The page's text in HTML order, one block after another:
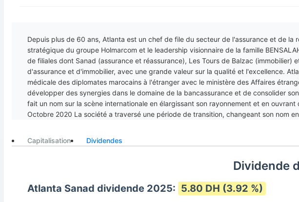
Depuis plus de 60 ans, Atlanta est un chef de file du secteur de l'assurance et de
stratégique du groupe Holmarcom et le leadership visionnaire de la famille
de filiales dont Sanad (assurance et réassurance), Les Tours de Balzac
d'assurance et d'immobilier, avec une grande valeur sur la qualité et l'excellence.
médicale des diplomates marocains à l'étranger avec le ministère des Affaires
développer des synergies dans le domaine de la bancassurance et de consolider
fait un nom sur la scène internationale en élargissant son rayonnement et en
Octobre 2020 La société a traversé une période de transition, changeant son nom
Capitalisation
Dividendes
Dividende
Atlanta Sanad dividende 2025: 5.80 DH (3.92 %)